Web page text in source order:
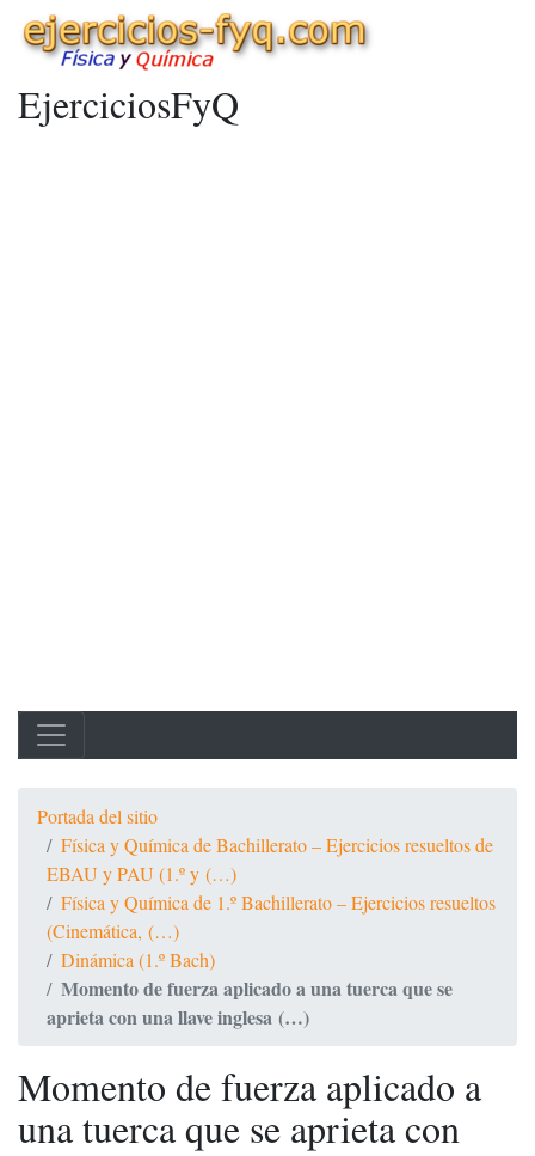
EjerciciosFyQ
Portada del sitio
Física y Química de Bachillerato – Ejercicios resueltos de
EBAU y PAU (1.º y (…)
Física y Química de 1.º Bachillerato – Ejercicios resueltos
(Cinemática, (…)
Dinámica (1.º Bach)
Momento de fuerza aplicado a una tuerca que se
aprieta con una llave inglesa (…)
Momento de fuerza aplicado a
una tuerca que se aprieta con